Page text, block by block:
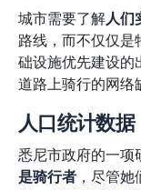
城市需要了解人们
路线，而不仅仅是
础设施优先建设的
道路上骑行的网络
人口统计数据
悉尼市政府的一项
是骑行者 ，尽管